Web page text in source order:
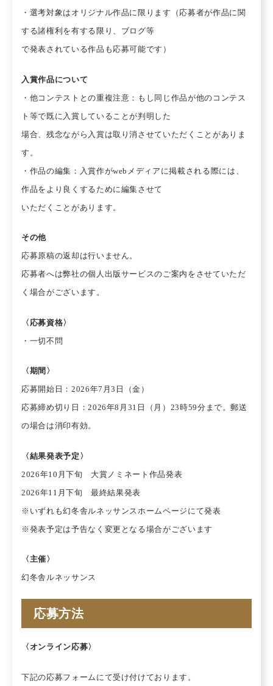
・選考対象はオリジナル作品に限ります（応募者が作品に関
する諸権利を有する限り、ブログ等
で発表されている作品も応募可能です）
入賞作品について
・他コンテストとの重複注意：もし同じ作品が他のコンテス
ト等で既に入賞していることが判明した
場合、残念ながら入賞は取り消させていただくことがありま
す。
・作品の編集：入賞作がwebメディアに掲載される際には、
作品をより良くするために編集させて
いただくことがあります。
その他
応募原稿の返却は行いません。
応募者へは弊社の個人出版サービスのご案内をさせていただ
く場合がございます。
〈応募資格〉
・一切不問
〈期間〉
応募開始日：2026年7月3日（金）
応募締め切り日：2026年8月31日（月）23時59分まで。郵送
の場合は消印有効。
〈結果発表予定〉
2026年10月下旬 大賞ノミネート作品発表
2026年11月下旬 最終結果発表
※いずれも幻冬舎ルネッサンスホームページにて発表
※発表予定は予告なく変更となる場合がございます
〈主催〉
幻冬舎ルネッサンス
応募方法
〈オンライン応募〉
下記の応募フォームにて受け付けております。